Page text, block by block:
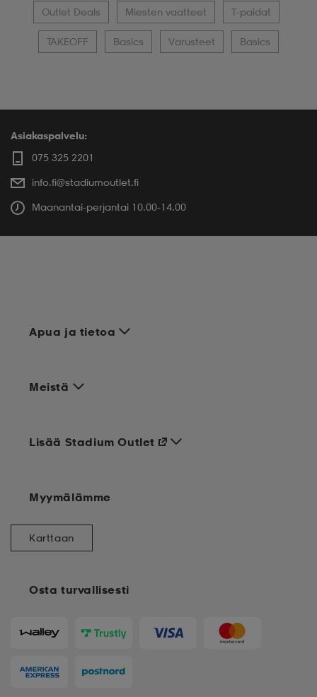
Outlet Deals Miesten vaatteet T-paidat
TAKEOFF Basics Varusteet Basics
Asiakaspalvelu:
075 325 2201
info.fi@stadiumoutlet.fi
Maanantai-perjantai 10.00-14.00
Apua ja tietoa
Meistä
Osta turvallisesti
Lisää Stadium Outlet
Myymälämme
Karttaan